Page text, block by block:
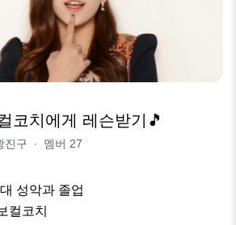
코치에게 레슨받기🎵
진구 ∙ 멤버 27
성악과 졸업